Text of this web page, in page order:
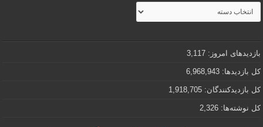
مطالب
جذاب
و
که
دنبالش
هستید
بازدیدهای امروز: 3,117
کل بازدیدها: 6,968,943
کل بازدیدکنند‌گان: 1,918,705
کل نوشته‌ها: 2,326